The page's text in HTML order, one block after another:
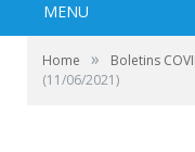
MENU
Home » Boletins
(11/06/2021)